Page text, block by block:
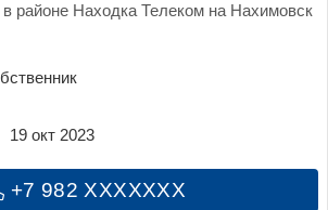
районе Находка Телеком на Нахимовск
+7 982 XXXXXXX
19 окт 2023